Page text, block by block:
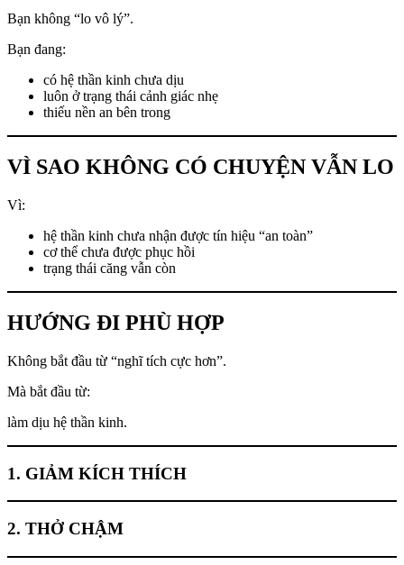
Bạn không “lo vô lý”.
Bạn đang:
có hệ thần kinh chưa dịu
luôn ở trạng thái cảnh giác nhẹ
thiếu nền an bên trong
VÌ SAO KHÔNG CÓ CHUYỆN VẪN LO
Vì:
hệ thần kinh chưa nhận được tín hiệu “an toàn”
cơ thể chưa được phục hồi
trạng thái căng vẫn còn
HƯỚNG ĐI PHÙ HỢP
Không bắt đầu từ “nghĩ tích cực hơn”.
Mà bắt đầu từ:
làm dịu hệ thần kinh.
1. GIẢM KÍCH THÍCH
2. THỞ CHẬM